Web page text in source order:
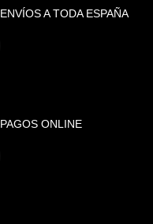
ENVÍOS A TODA ESPAÑA
PAGOS ONLINE